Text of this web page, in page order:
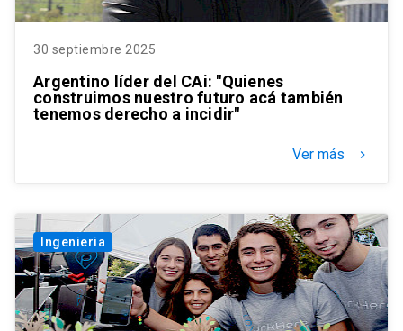
30 septiembre 2025
Argentino líder del CAi: "Quienes
construimos nuestro futuro acá también
tenemos derecho a incidir"
Ver más keyboard_arrow_right
Ingenieria